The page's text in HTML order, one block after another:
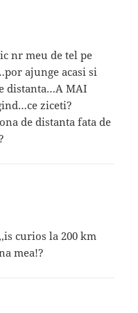
nr meu de tel pe
ajunge acasi si
distanta…A MAI
ziceti?
de distanta fata de
curios la 200 km
mea!?